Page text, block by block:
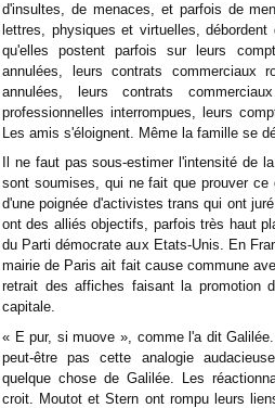
d'insultes, de menaces, et parfois de
lettres, physiques et virtuelles,
qu'elles postent parfois sur leurs
annulées, leurs contrats commerciaux
annulées, leurs contrats
professionnelles interrompues, leurs
Les amis s'éloignent. Même la famille se
Il ne faut pas sous-estimer l'intensité de
sont soumises, qui ne fait que prouver ce
d'une poignée d'activistes trans qui ont
ont des alliés objectifs, parfois très haut
du Parti démocrate aux Etats-Unis. En
mairie de Paris ait fait cause commune
retrait des affiches faisant la promotion
capitale.
« E pur, si muove », comme l'a dit
peut-être pas cette analogie
quelque chose de Galilée. Les
croit. Moutot et Stern ont rompu leurs